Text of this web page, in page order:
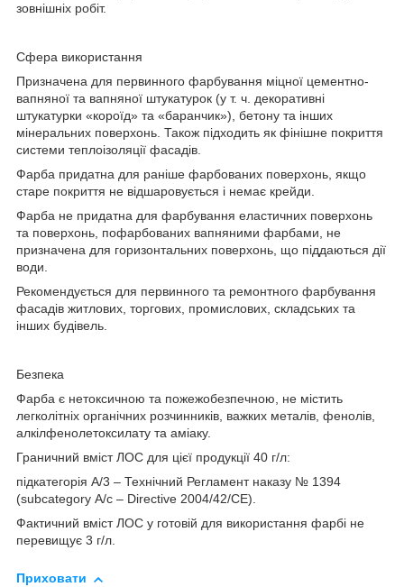
зовнішніх робіт.
Сфера використання
Призначена для первинного фарбування міцної цементно-
вапняної та вапняної штукатурок (у т. ч. декоративні
штукатурки «короїд» та «баранчик»), бетону та інших
мінеральних поверхонь. Також підходить як фінішне покриття
системи теплоізоляції фасадів.
Фарба придатна для раніше фарбованих поверхонь, якщо
старе покриття не відшаровується і немає крейди.
Фарба не придатна для фарбування еластичних поверхонь
та поверхонь, пофарбованих вапняними фарбами, не
призначена для горизонтальних поверхонь, що піддаються дії
води.
Рекомендується для первинного та ремонтного фарбування
фасадів житлових, торгових, промислових, складських та
інших будівель.
Безпека
Фарба є нетоксичною та пожежобезпечною, не містить
легколітніх органічних розчинників, важких металів, фенолів,
алкілфенолетоксилату та аміаку.
Граничний вміст ЛОС для цієї продукції 40 г/л:
підкатегорія А/3 – Технічний Регламент наказу № 1394
(subcategory А/c – Directive 2004/42/СЕ).
Фактичний вміст ЛОС у готовій для використання фарбі не
перевищує 3 г/л.
Приховати